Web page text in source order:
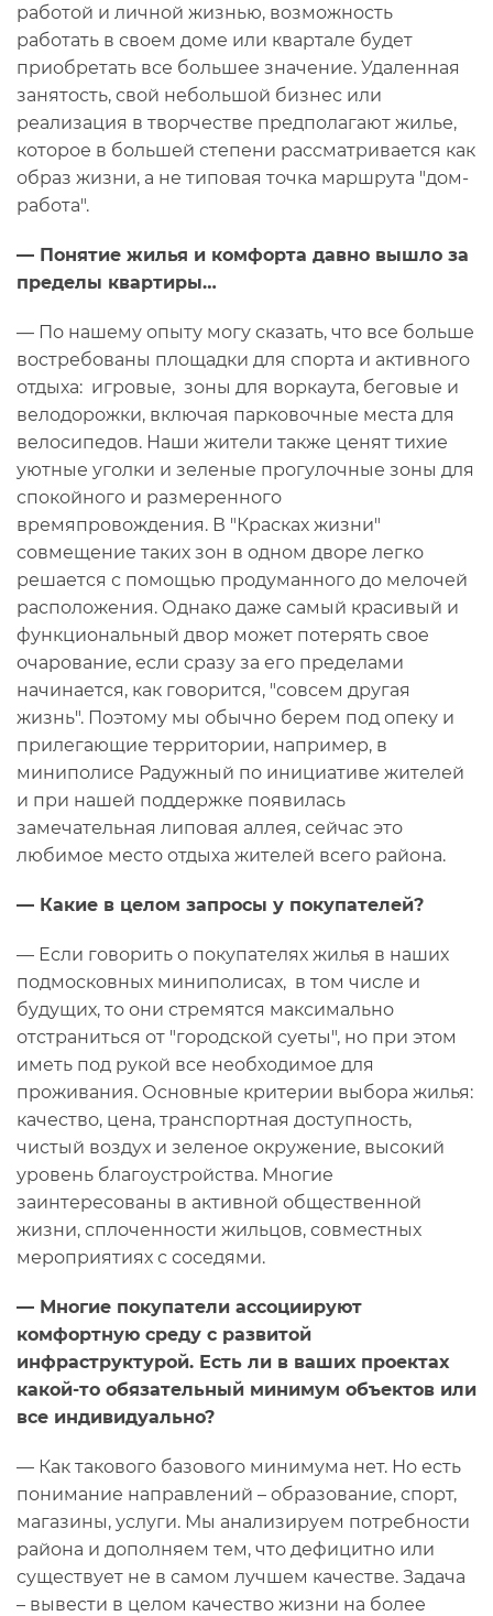
работой и личной жизнью, возможность
работать в своем доме или квартале будет
приобретать все большее значение. Удаленная
занятость, свой небольшой бизнес или
реализация в творчестве предполагают жилье,
которое в большей степени рассматривается как
образ жизни, а не типовая точка маршрута "дом-
работа".
— Понятие жилья и комфорта давно вышло за
пределы квартиры…
— По нашему опыту могу сказать, что все больше
востребованы площадки для спорта и активного
отдыха: игровые, зоны для воркаута, беговые и
велодорожки, включая парковочные места для
велосипедов. Наши жители также ценят тихие
уютные уголки и зеленые прогулочные зоны для
спокойного и размеренного
времяпровождения. В "Красках жизни"
совмещение таких зон в одном дворе легко
решается с помощью продуманного до мелочей
расположения. Однако даже самый красивый и
функциональный двор может потерять свое
очарование, если сразу за его пределами
начинается, как говорится, "совсем другая
жизнь". Поэтому мы обычно берем под опеку и
прилегающие территории, например, в
миниполисе Радужный по инициативе жителей
и при нашей поддержке появилась
замечательная липовая аллея, сейчас это
любимое место отдыха жителей всего района.
— Какие в целом запросы у покупателей?
— Если говорить о покупателях жилья в наших
подмосковных миниполисах, в том числе и
будущих, то они стремятся максимально
отстраниться от "городской суеты", но при этом
иметь под рукой все необходимое для
проживания. Основные критерии выбора жилья:
качество, цена, транспортная доступность,
чистый воздух и зеленое окружение, высокий
уровень благоустройства. Многие
заинтересованы в активной общественной
жизни, сплоченности жильцов, совместных
мероприятиях с соседями.
— Многие покупатели ассоциируют
комфортную среду с развитой
инфраструктурой. Есть ли в ваших проектах
какой-то обязательный минимум объектов или
все индивидуально?
— Как такового базового минимума нет. Но есть
понимание направлений – образование, спорт,
магазины, услуги. Мы анализируем потребности
района и дополняем тем, что дефицитно или
существует не в самом лучшем качестве. Задача
– вывести в целом качество жизни на более